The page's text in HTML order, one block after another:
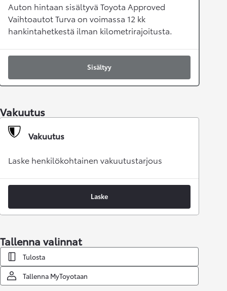
Auton hintaan sisältyvä Toyota Approved
Vaihtoautot Turva on voimassa 12 kk
hankintahetkestä ilman kilometrirajoitusta.
Sisältyy
Vakuutus
Vakuutus
Laske henkilökohtainen vakuutustarjous
Laske
Tallenna valinnat
Tulosta
Tallenna MyToyotaan